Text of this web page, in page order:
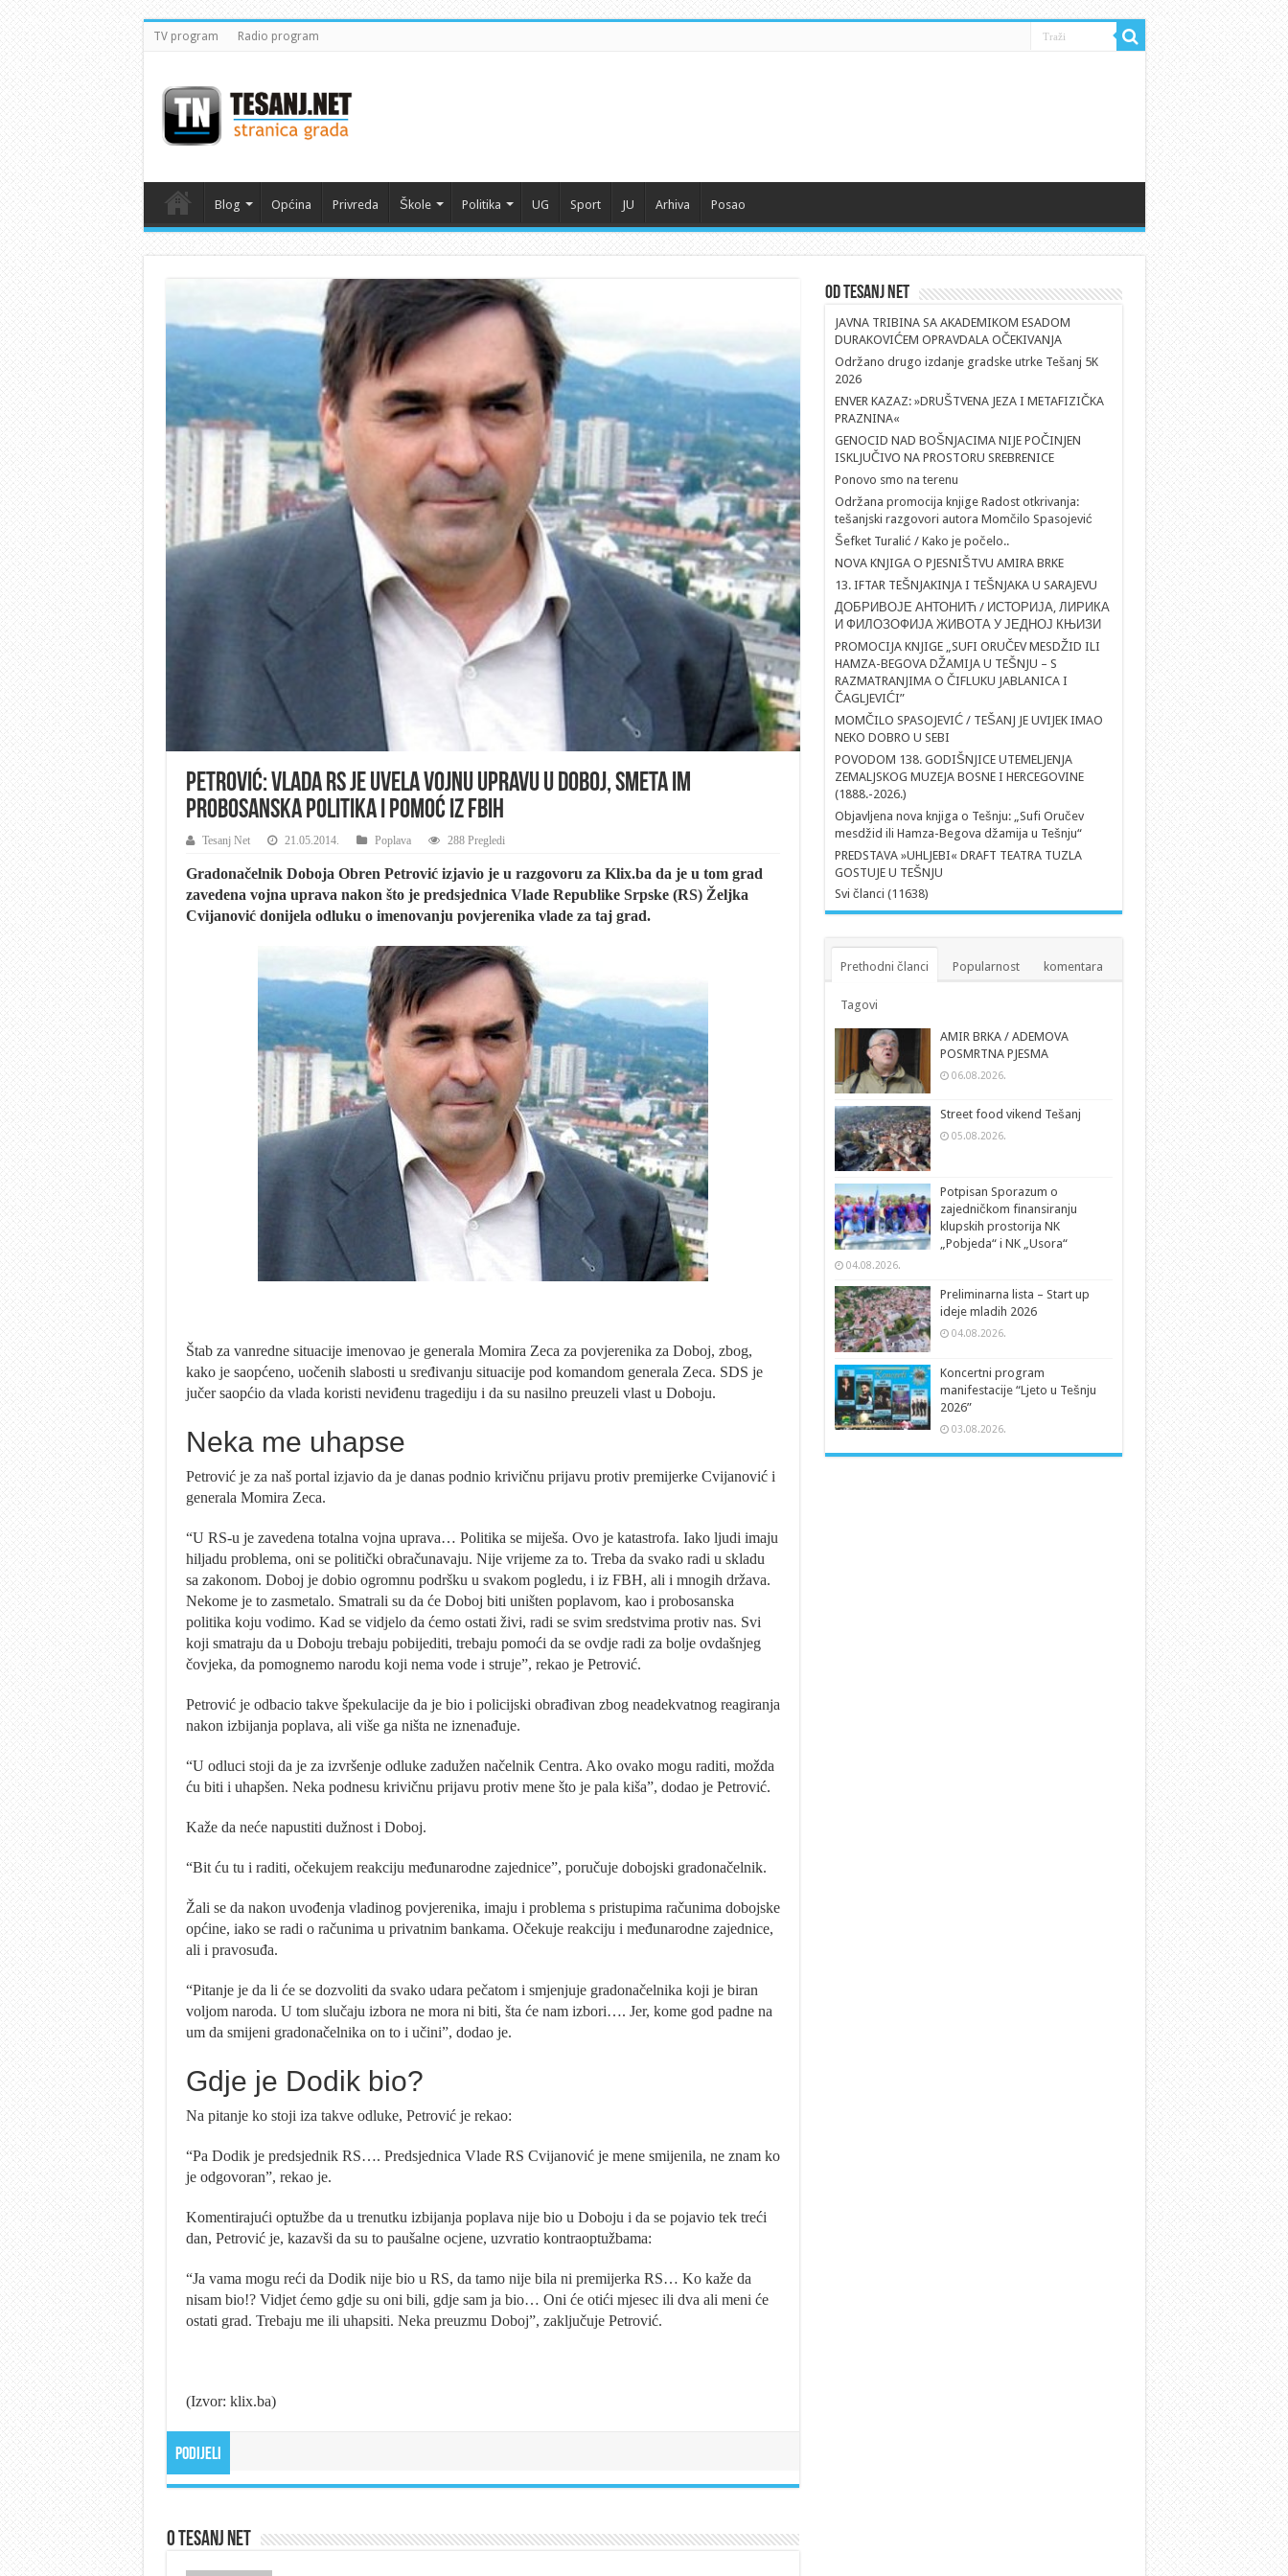
TV program Radio program
Blog Općina Privreda Škole Politika UG Sport JU Arhiva Posao
Petrović: Vlada RS je uvela vojnu upravu u Doboj, smeta im
probosanska politika i pomoć iz FBiH
Tesanj Net 21.05.2014. Poplava 288 Pregledi
Gradonačelnik Doboja Obren Petrović izjavio je u razgovoru za Klix.ba da je u tom grad
zavedena vojna uprava nakon što je predsjednica Vlade Republike Srpske (RS) Željka
Cvijanović donijela odluku o imenovanju povjerenika vlade za taj grad.
Štab za vanredne situacije imenovao je generala Momira Zeca za povjerenika za Doboj, zbog,
kako je saopćeno, uočenih slabosti u sređivanju situacije pod komandom generala Zeca. SDS je
jučer saopćio da vlada koristi neviđenu tragediju i da su nasilno preuzeli vlast u Doboju.
Neka me uhapse
Petrović je za naš portal izjavio da je danas podnio krivičnu prijavu protiv premijerke Cvijanović i
generala Momira Zeca.
“U RS-u je zavedena totalna vojna uprava… Politika se miješa. Ovo je katastrofa. Iako ljudi imaju
hiljadu problema, oni se politički obračunavaju. Nije vrijeme za to. Treba da svako radi u skladu
sa zakonom. Doboj je dobio ogromnu podršku u svakom pogledu, i iz FBH, ali i mnogih država.
Nekome je to zasmetalo. Smatrali su da će Doboj biti uništen poplavom, kao i probosanska
politika koju vodimo. Kad se vidjelo da ćemo ostati živi, radi se svim sredstvima protiv nas. Svi
koji smatraju da u Doboju trebaju pobijediti, trebaju pomoći da se ovdje radi za bolje ovdašnjeg
čovjeka, da pomognemo narodu koji nema vode i struje”, rekao je Petrović.
Petrović je odbacio takve špekulacije da je bio i policijski obrađivan zbog neadekvatnog reagiranja
nakon izbijanja poplava, ali više ga ništa ne iznenađuje.
“U odluci stoji da je za izvršenje odluke zadužen načelnik Centra. Ako ovako mogu raditi, možda
ću biti i uhapšen. Neka podnesu krivičnu prijavu protiv mene što je pala kiša”, dodao je Petrović.
Kaže da neće napustiti dužnost i Doboj.
“Bit ću tu i raditi, očekujem reakciju međunarodne zajednice”, poručuje dobojski gradonačelnik.
Žali se da nakon uvođenja vladinog povjerenika, imaju i problema s pristupima računima dobojske
općine, iako se radi o računima u privatnim bankama. Očekuje reakciju i međunarodne zajednice,
ali i pravosuđa.
“Pitanje je da li će se dozvoliti da svako udara pečatom i smjenjuje gradonačelnika koji je biran
voljom naroda. U tom slučaju izbora ne mora ni biti, šta će nam izbori…. Jer, kome god padne na
um da smijeni gradonačelnika on to i učini”, dodao je.
Gdje je Dodik bio?
Na pitanje ko stoji iza takve odluke, Petrović je rekao:
“Pa Dodik je predsjednik RS…. Predsjednica Vlade RS Cvijanović je mene smijenila, ne znam ko
je odgovoran”, rekao je.
Komentirajući optužbe da u trenutku izbijanja poplava nije bio u Doboju i da se pojavio tek treći
dan, Petrović je, kazavši da su to paušalne ocjene, uzvratio kontraoptužbama:
“Ja vama mogu reći da Dodik nije bio u RS, da tamo nije bila ni premijerka RS… Ko kaže da
nisam bio!? Vidjet ćemo gdje su oni bili, gdje sam ja bio… Oni će otići mjesec ili dva ali meni će
ostati grad. Trebaju me ili uhapsiti. Neka preuzmu Doboj”, zaključuje Petrović.
(Izvor: klix.ba)
Podijeli
O Tesanj Net
Od Tesanj Net
JAVNA TRIBINA SA AKADEMIKOM ESADOM
DURAKOVIĆEM OPRAVDALA OČEKIVANJA
Održano drugo izdanje gradske utrke Tešanj 5K
2026
ENVER KAZAZ: »DRUŠTVENA JEZA I METAFIZIČKA
PRAZNINA«
GENOCID NAD BOŠNJACIMA NIJE POČINJEN
ISKLJUČIVO NA PROSTORU SREBRENICE
Ponovo smo na terenu
Održana promocija knjige Radost otkrivanja:
tešanjski razgovori autora Momčilo Spasojević
Šefket Turalić / Kako je počelo..
NOVA KNJIGA O PJESNIŠTVU AMIRA BRKE
13. IFTAR TEŠNJAKINJA I TEŠNJAKA U SARAJEVU
ДОБРИВОЈЕ АНТОНИЋ / ИСТОРИЈА, ЛИРИКА
И ФИЛОЗОФИЈА ЖИВОТА У ЈЕДНОЈ КЊИЗИ
PROMOCIJA KNJIGE „SUFI ORUČEV MESDŽID ILI
HAMZA-BEGOVA DŽAMIJA U TEŠNJU – S
RAZMATRANJIMA O ČIFLUKU JABLANICA I
ČAGLJEVIĆI”
MOMČILO SPASOJEVIĆ / TEŠANJ JE UVIJEK IMAO
NEKO DOBRO U SEBI
POVODOM 138. GODIŠNJICE UTEMELJENJA
ZEMALJSKOG MUZEJA BOSNE I HERCEGOVINE
(1888.-2026.)
Objavljena nova knjiga o Tešnju: „Sufi Oručev
mesdžid ili Hamza-Begova džamija u Tešnju“
PREDSTAVA »UHLJEBI« DRAFT TEATRA TUZLA
GOSTUJE U TEŠNJU
Svi članci (11638)
Prethodni članci Popularnost komentara
Tagovi
AMIR BRKA / ADEMOVA
POSMRTNA PJESMA
06.08.2026.
Street food vikend Tešanj
05.08.2026.
Potpisan Sporazum o
zajedničkom finansiranju
klupskih prostorija NK
„Pobjeda“ i NK „Usora“
04.08.2026.
Preliminarna lista – Start up
ideje mladih 2026
04.08.2026.
Koncertni program
manifestacije “Ljeto u Tešnju
2026”
03.08.2026.